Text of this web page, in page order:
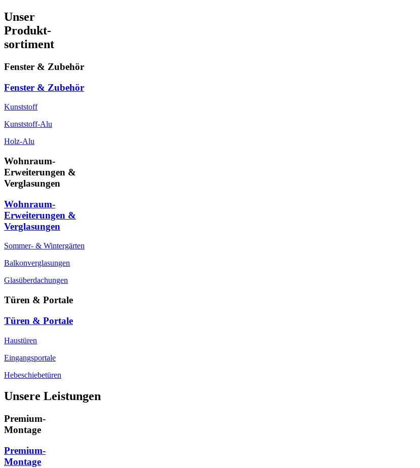
Unser
Produkt-
sortiment
Fenster & Zubehör
Fenster & Zubehör
Kunststoff
Kunststoff-Alu
Holz-Alu
Wohnraum-
Erweiterungen &
Verglasungen
Wohnraum-
Erweiterungen &
Verglasungen
Sommer- & Wintergärten
Balkonverglasungen
Glasüberdachungen
Türen & Portale
Türen & Portale
Haustüren
Eingangsportale
Hebeschiebetüren
Unsere Leistungen
Premium-
Montage
Premium-
Montage